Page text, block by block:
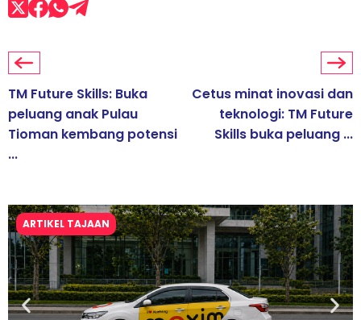
TM Future Skills: Buka
peluang anak Pulau
Tioman kembang potensi
...
Cetus minat inovasi dan
teknologi: TM Future
Skills buka peluang ...
ARTIKEL TAJAAN